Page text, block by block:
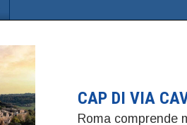
CAP DI VIA
Roma comprende